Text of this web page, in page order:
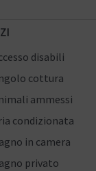
disabili
cottura
ammessi
condizionata
in camera
privato